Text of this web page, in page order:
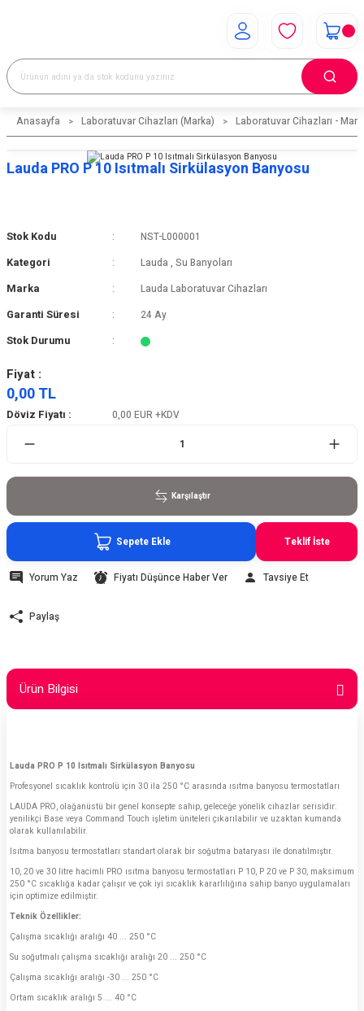
Anasayfa Laboratuvar Cihazları (Marka) Laboratuvar Cihazları -
Lauda PRO P 10 Isıtmalı Sirkülasyon Banyosu
Stok Kodu NST-L000001
Kategori Lauda , Su Banyoları
Marka Lauda Laboratuvar Cihazları
Garanti Süresi 24 Ay
Stok Durumu
Fiyat :
0,00 TL
Döviz Fiyatı : 0,00 EUR +KDV
Karşılaştır
Sepete Ekle Teklif İste
Yorum Yaz Fiyatı Düşünce Haber Ver Tavsiye Et
Paylaş
Ürün Bilgisi
Lauda PRO P 10 Isıtmalı Sirkülasyon Banyosu
Profesyonel sıcaklık kontrolü için 30 ila 250 °C arasında ısıtma banyosu termostatları
LAUDA PRO, olağanüstü bir genel konsepte sahip, geleceğe yönelik cihazlar serisidir:
yenilikçi Base veya Command Touch işletim üniteleri çıkarılabilir ve uzaktan kumanda
olarak kullanılabilir.
Isıtma banyosu termostatları standart olarak bir soğutma bataryası ile donatılmıştır.
10, 20 ve 30 litre hacimli PRO ısıtma banyosu termostatları P 10, P 20 ve P 30, maksimum
250 °C sıcaklığa kadar çalışır ve çok iyi sıcaklık kararlılığına sahip banyo uygulamaları
için optimize edilmiştir.
Teknik Özellikler:
Çalışma sıcaklığı aralığı 40 ... 250 °C
Su soğutmalı çalışma sıcaklığı aralığı 20 ... 250 °C
Çalışma sıcaklığı aralığı -30 ... 250 °C
Ortam sıcaklık aralığı 5 ... 40 °C